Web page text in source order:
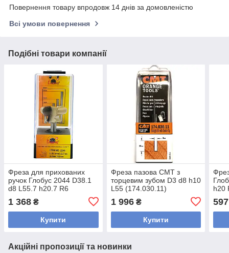
Повернення товару впродовж 14 днів за домовленістю
Всі умови повернення
Подібні товари компанії
Фреза для прихованих
ручок Глобус 2044 D38.1
d8 L55.7 h20.7 R6
1 368 ₴
Купити
Фреза пазова CMT з
торцевим зубом D3 d8 h10
L55 (174.030.11)
1 996₴
Купити
h20
597
Акційні пропозиції та новинки